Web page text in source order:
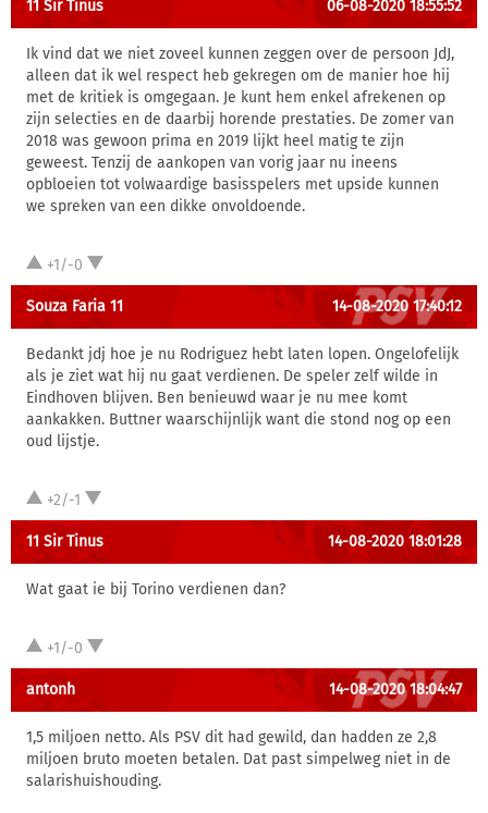
11 Sir Tinus 06-08-2020 18:55:52
Ik vind dat we niet zoveel kunnen zeggen over de persoon JdJ,
alleen dat ik wel respect heb gekregen om de manier hoe hij
met de kritiek is omgegaan. Je kunt hem enkel afrekenen op
zijn selecties en de daarbij horende prestaties. De zomer van
2018 was gewoon prima en 2019 lijkt heel matig te zijn
geweest. Tenzij de aankopen van vorig jaar nu ineens
opbloeien tot volwaardige basisspelers met upside kunnen
we spreken van een dikke onvoldoende.
+1/-0
Souza Faria 11 14-08-2020 17:40:12
Bedankt jdj hoe je nu Rodriguez hebt laten lopen. Ongelofelijk
als je ziet wat hij nu gaat verdienen. De speler zelf wilde in
Eindhoven blijven. Ben benieuwd waar je nu mee komt
aankakken. Buttner waarschijnlijk want die stond nog op een
oud lijstje.
+2/-1
11 Sir Tinus 14-08-2020 18:01:28
Wat gaat ie bij Torino verdienen dan?
+1/-0
antonh 14-08-2020 18:04:47
1,5 miljoen netto. Als PSV dit had gewild, dan hadden ze 2,8
miljoen bruto moeten betalen. Dat past simpelweg niet in de
salarishuishouding.